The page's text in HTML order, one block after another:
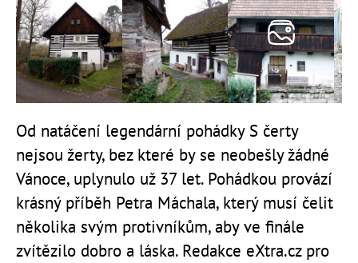
Od natáčení legendární pohádky S čerty
nejsou žerty, bez které by se neobešly žádné
Vánoce, uplynulo už 37 let. Pohádkou provází
krásný příběh Petra Máchala, který musí čelit
několika svým protivníkům, aby ve finále
zvítězilo dobro a láska. Redakce eXtra.cz pro